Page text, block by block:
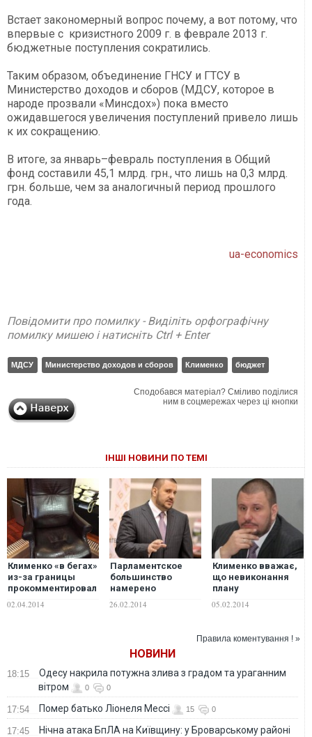
Встает закономерный вопрос почему, а вот потому, что
впервые с кризистного 2009 г. в феврале 2013 г.
бюджетные поступления сократились.
Таким образом, объединение ГНСУ и ГТСУ в
Министерство доходов и сборов (МДСУ, которое в
народе прозвали «Минсдох») пока вместо
ожидавшегося увеличения поступлений привело лишь
к их сокращению.
В итоге, за январь–февраль поступления в Общий
фонд составили 45,1 млрд. грн., что лишь на 0,3 млрд.
грн. больше, чем за аналогичный период прошлого
года.
ua-economics
Повідомити про помилку - Виділіть орфографічну
помилку мишею і натисніть Ctrl + Enter
МДСУ Министерство доходов и сборов Клименко бюджет
Сподобався матеріал? Сміливо поділися
ним в соцмережах через ці кнопки
ІНШІ НОВИНИ ПО ТЕМІ
Клименко «в бегах»
из-за границы
прокомментировал
70 тысяч евро
02.04.2014
Парламентское
большинство
намерено
Министерство
26.02.2014
Клименко вважає,
що невиконання
плану
20% - це
05.02.2014
Правила коментування ! »
НОВИНИ
18:15
Одесу накрила потужна злива з градом та ураганним
вітром
0 0
17:54 Помер батько Ліонеля Мессі 15 0
17:45
Нічна атака БпЛА на Київщину: у Броварському районі